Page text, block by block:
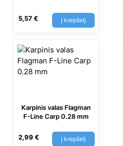
5,57€ Į krepšelį
Karpinis valas Flagman
F-Line Carp 0.28 mm
2,99 € Į krepšelį